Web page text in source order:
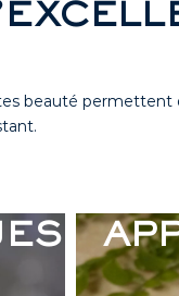
beauté permettent